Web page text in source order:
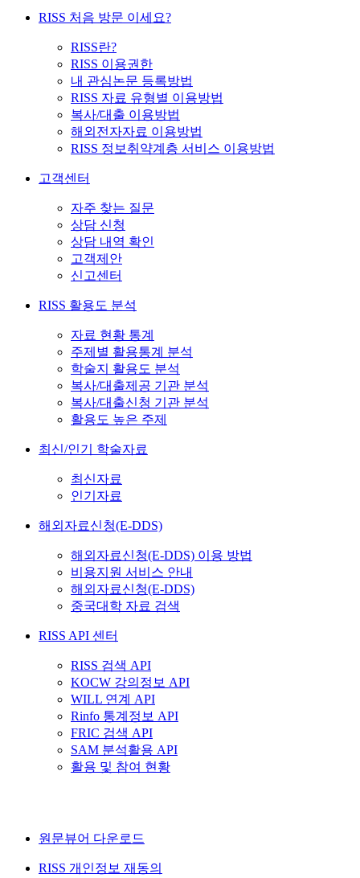
RISS 처음 방문 이세요?
RISS란?
RISS 이용권한
내 관심논문 등록방법
RISS 자료 유형별 이용방법
복사/대출 이용방법
해외전자자료 이용방법
RISS 정보취약계층 서비스 이용방법
고객센터
자주 찾는 질문
상담 신청
상담 내역 확인
고객제안
신고센터
RISS 활용도 분석
자료 현황 통계
주제별 활용통계 분석
학술지 활용도 분석
복사/대출제공 기관 분석
복사/대출신청 기관 분석
활용도 높은 주제
최신/인기 학술자료
최신자료
인기자료
해외자료신청(E-DDS)
해외자료신청(E-DDS) 이용 방법
비용지원 서비스 안내
해외자료신청(E-DDS)
중국대학 자료 검색
RISS API 센터
RISS 검색 API
KOCW 강의정보 API
WILL 연계 API
Rinfo 통계정보 API
FRIC 검색 API
SAM 분석활용 API
활용 및 참여 현황
원문뷰어 다운로드
RISS 개인정보 재동의